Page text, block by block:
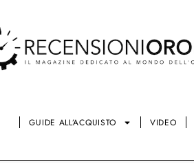
GUIDE ALL’ACQUISTO VIDEO